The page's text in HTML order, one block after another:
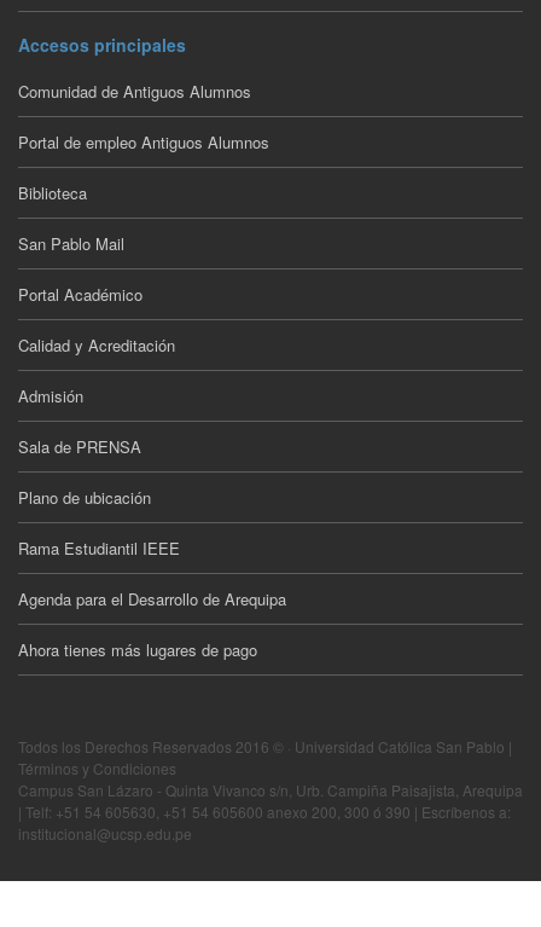
Accesos principales
Comunidad de Antiguos Alumnos
Portal de empleo Antiguos Alumnos
Biblioteca
San Pablo Mail
Portal Académico
Calidad y Acreditación
Admisión
Sala de PRENSA
Plano de ubicación
Rama Estudiantil IEEE
Agenda para el Desarrollo de Arequipa
Ahora tienes más lugares de pago
Todos los Derechos Reservados 2016 © · Universidad Católica San Pablo |
Términos y Condiciones
Campus San Lázaro - Quinta Vivanco s/n, Urb. Campiña Paisajista, Arequipa
| Telf: +51 54 605630, +51 54 605600 anexo 200, 300 ó 390 | Escríbenos a:
institucional@ucsp.edu.pe